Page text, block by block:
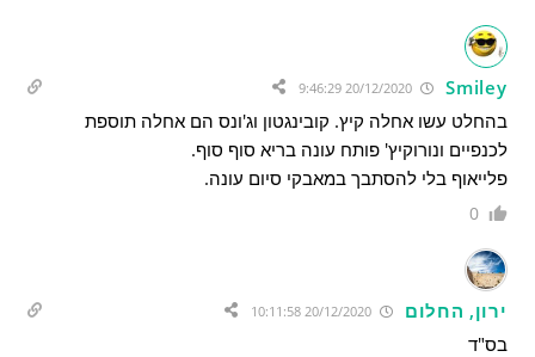
Smiley
בהחלט עשו אחלה קיץ. קובינגטון וג'ונס הם אחלה תוספת
לכנפיים ונורוקיץ' פותח עונה בריא סוף סוף.
פלייאוף בלי להסתבך במאבקי סיום עונה.
0
ירון, החלום 20/12/2020 10:11:58
בס"ד